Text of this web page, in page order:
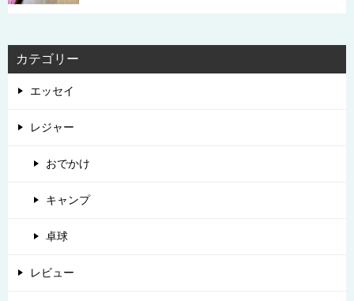
カテゴリー
エッセイ
レジャー
おでかけ
キャンプ
卓球
レビュー